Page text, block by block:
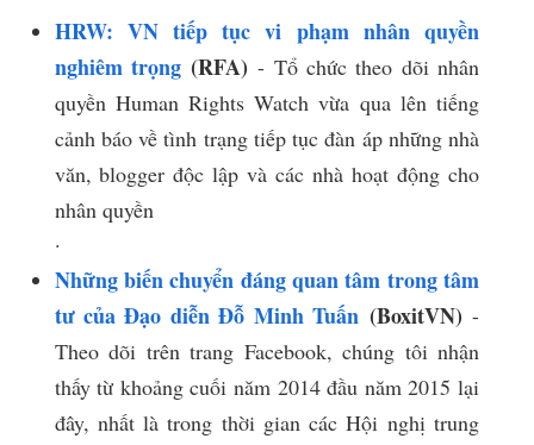
HRW: VN tiếp tục vi phạm nhân quyền
nghiêm trọng(RFA) - Tổ chức theo dõi nhân
quyền Human Rights Watch vừa qua lên tiếng
cảnh báo về tình trạng tiếp tục đàn áp những nhà
văn, blogger độc lập và các nhà hoạt động cho
nhân quyền
​.​
Những biến chuyển đáng quan tâm trong tâm
tư của Đạo diễn Đỗ Minh Tuấn (BoxitVN) -
Theo dõi trên trang Facebook, chúng tôi nhận
thấy từ khoảng cuối năm 2014 đầu năm 2015 lại
đây, nhất là trong thời gian các Hội nghị trung